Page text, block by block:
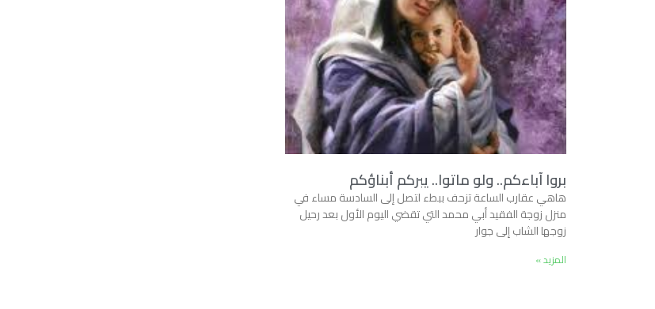
بروا آباءكم.. ولو ماتوا.. يبركم أبناؤكم
هاهي عقارب الساعة تزحف ببطء لتصل إلى السادسة مساء في
منزل زوجة الفقيد أبي محمد التي تقضي اليوم الأول بعد رحيل
زوجها الشاب إلى جوار
المزيد »